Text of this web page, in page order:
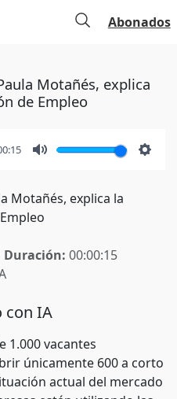
Abonados
Motañés, explica
de Empleo
Motañés, explica la
Duración: 00:00:15
con IA
1.000 vacantes
únicamente 600 a corto
actual del mercado